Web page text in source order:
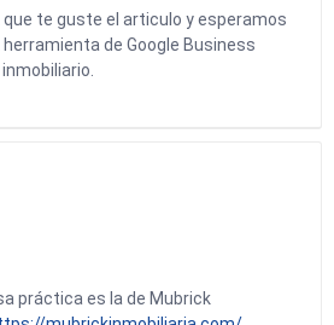
que te guste el articulo y esperamos
de Google Business
práctica es la de Mubrick